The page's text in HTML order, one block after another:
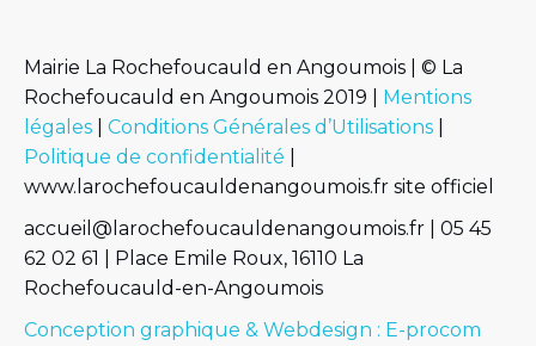
Mairie La Rochefoucauld en Angoumois | © La
Rochefoucauld en Angoumois 2019 | Mentions
légales
Conditions Générales d’Utilisations
Politique de confidentialité
www.larochefoucauldenangoumois.fr site officiel
accueil@larochefoucauldenangoumois.fr | 05 45
62 02 61 | Place Emile Roux, 16110 La
Rochefoucauld-en-Angoumois
Conception graphique & Webdesign : E-procom